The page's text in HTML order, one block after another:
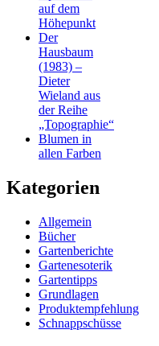
auf dem
Höhepunkt
Der
Hausbaum
(1983) –
Dieter
Wieland aus
der Reihe
„Topographie“
Blumen in
allen Farben
Kategorien
Allgemein
Bücher
Gartenberichte
Gartenesoterik
Gartentipps
Grundlagen
Produktempfehlung
Schnappschüsse